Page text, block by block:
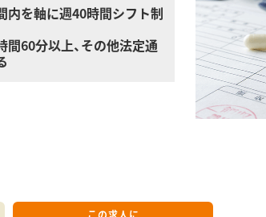
内を軸に週40時間シフト制
60分以上、その他法定通